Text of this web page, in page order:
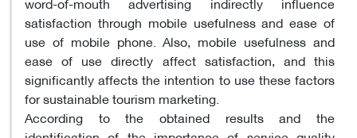
satisfaction through mobile usefulness and ease of
use of mobile phone. Also, mobile usefulness and
ease of use directly affect satisfaction, and this
significantly affects the intention to use these factors
for sustainable tourism marketing.
According to the obtained results and the